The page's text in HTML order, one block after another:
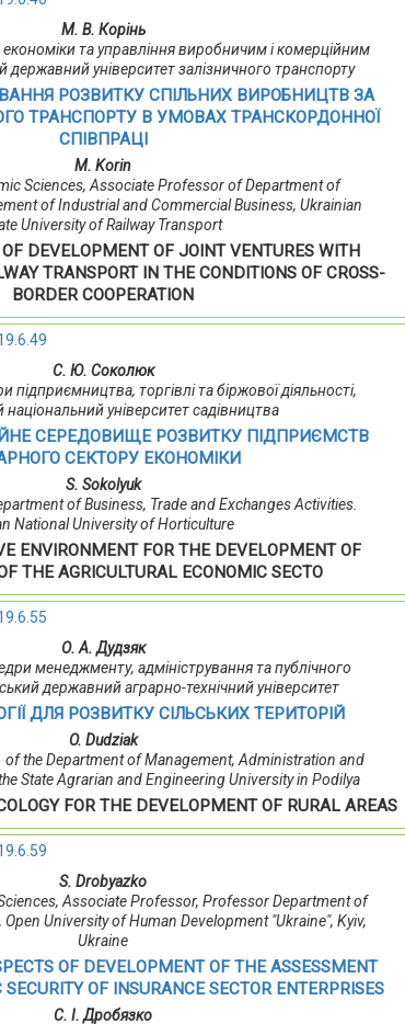
М. В. Корінь
та управління виробничим і комерційним
державний університет залізничного транспорту
РОЗВИТКУ СПІЛЬНИХ ВИРОБНИЦТВ ЗА
ТРАНСПОРТУ В УМОВАХ ТРАНСКОРДОННОЇ
СПІВПРАЦІ
M. Korin
Sciences, Associate Professor of Department of
of Industrial and Commercial Business, Ukrainian
University of Railway Transport
DEVELOPMENT OF JOINT VENTURES WITH
TRANSPORT IN THE CONDITIONS OF CROSS-
BORDER COOPERATION
С. Ю. Соколюк
підприємництва, торгівлі та біржової діяльності,
університет садівництва
СЕРЕДОВИЩЕ РОЗВИТКУ ПІДПРИЄМСТВ
СЕКТОРУ ЕКОНОМІКИ
S. Sokolyuk
of Business, Trade and Exchanges Activities.
National University of Horticulture
ENVIRONMENT FOR THE DEVELOPMENT OF
THE AGRICULTURAL ECONOMIC SECTO
О. А. Дудзяк
менеджменту, адміністрування та публічного
державний аграрно-технічний університет
ДЛЯ РОЗВИТКУ СІЛЬСЬКИХ ТЕРИТОРІЙ
O. Dudziak
the Department of Management, Administration and
State Agrarian and Engineering University in Podilya
FOR THE DEVELOPMENT OF RURAL AREAS
S. Drobyazko
Associate Professor, Professor Department of
University of Human Development "Ukraine", Kуiv,
Ukraine
OF DEVELOPMENT OF THE ASSESSMENT
OF INSURANCE SECTOR ENTERPRISES
С. І. Дробязко